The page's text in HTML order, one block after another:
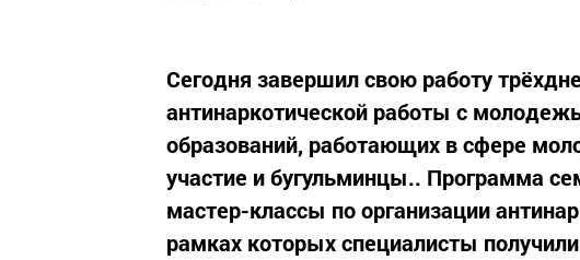
Сегодня завершил свою работу
антинаркотической работы с
образований, работающих в сфере
участие и бугульминцы.. Программа
мастер-классы по организации
рамках которых специалисты